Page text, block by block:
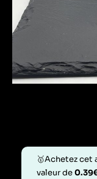
🥇Achetez cet
valeur de0.39